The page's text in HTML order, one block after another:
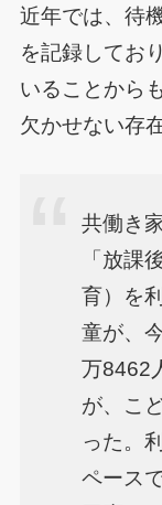
近年では、待
を記録してお
いることから
欠かせない存
共働き
「放課
育）を
童が、
万8462
が、こ
った。
ペース